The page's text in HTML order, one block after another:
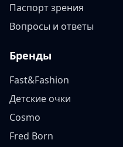
Паспорт зрения
Вопросы и ответы
Бренды
Fast&Fashion
Детские очки
Cosmo
Fred Born